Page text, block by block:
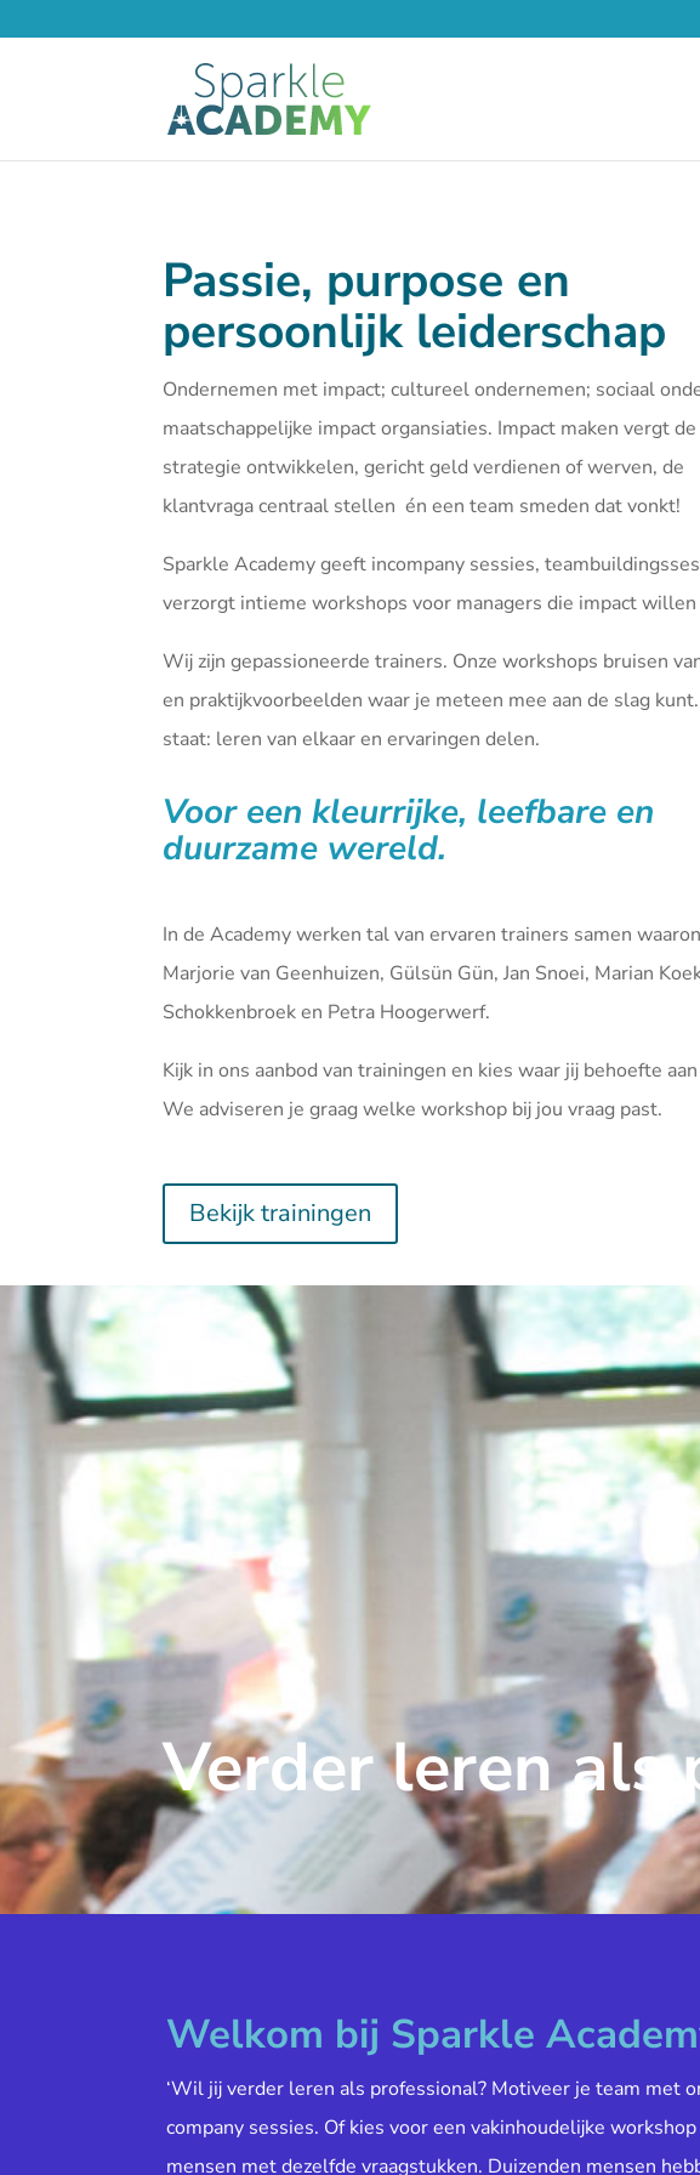
Passie, purpose en
persoonlijk leiderschap
Ondernemen met impact; cultureel ondernemen; sociaal
maatschappelijke impact organsiaties. Impact maken vergt
strategie ontwikkelen, gericht geld verdienen of werven, de
klantvraga centraal stellen én een team smeden dat vonkt!
Sparkle Academy geeft incompany sessies,
verzorgt intieme workshops voor managers die impact willen
Wij zijn gepassioneerde trainers. Onze workshops bruisen
en praktijkvoorbeelden waar je meteen mee aan de slag
staat: leren van elkaar en ervaringen delen.
Voor een kleurrijke, leefbare en
duurzame wereld.
In de Academy werken tal van ervaren trainers samen
Marjorie van Geenhuizen, Gülsün Gün, Jan Snoei, Marian
Schokkenbroek en Petra Hoogerwerf.
Kijk in ons aanbod vantrainingen en kies waar jij behoefte
We adviseren je graag welke workshop bij jou vraag past.
Bekijk trainingen
Verder leren als
Welkom bij Sparkle
‘Wil jij verder leren als professional? Motiveer je team met
company sessies. Of kies voor een vakinhoudelijke
mensen met dezelfde vraagstukken. Duizenden mensen